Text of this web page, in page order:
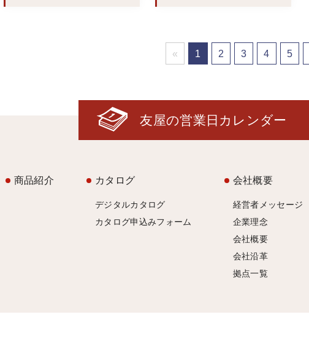
« 1 2 3 4 5
友屋の営業日カレンダー
商品紹介 カタログ
デジタルカタログ
カタログ申込みフォーム
会社概要
経営者メッセージ
企業理念
会社概要
会社沿革
拠点一覧